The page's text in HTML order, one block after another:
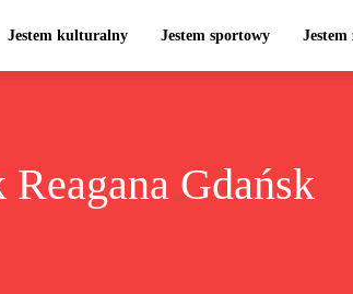
Jestem kulturalny Jestem sportowy
Reagana Gdańsk